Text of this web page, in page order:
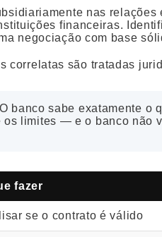
nas relações
financeiras.
negociação com base
correlatas são tratadas
banco sabe exatamente o
os limites — e o banco não
fazer
se o contrato é válido